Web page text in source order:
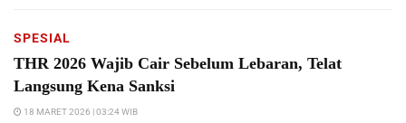
SPESIAL
THR 2026 Wajib Cair Sebelum Lebaran, Telat
Langsung Kena Sanksi
18 MARET 2026 | 03:24 WIB